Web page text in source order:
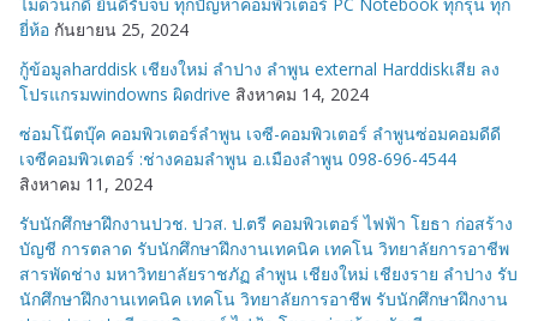
ยี่ห้อ กันยายน 25, 2024
กู้ข้อมูลharddisk เชียงใหม่ ลำปาง ลำพูน external Harddiskเสีย ลง
โปรแกรมwindowns ผิดdrive สิงหาคม 14, 2024
ซ่อมโน๊ตบุ๊ค คอมพิวเตอร์ลำพูน เจซี-คอมพิวเตอร์ ลำพูนซ่อมคอมดีดี
เจซีคอมพิวเตอร์ :ช่างคอมลำพูน อ.เมืองลำพูน 098-696-4544
สิงหาคม 11, 2024
รับนักศึกษาฝึกงานปวช. ปวส. ป.ตรี คอมพิวเตอร์ ไฟฟ้า โยธา ก่อสร้าง
บัญชี การตลาด รับนักศึกษาฝึกงานเทคนิค เทคโน วิทยาลัยการอาชีพ
สารพัดช่าง มหาวิทยาลัยราชภัฏ ลำพูน เชียงใหม่ เชียงราย ลำปาง รับ
นักศึกษาฝึกงานเทคนิค เทคโน วิทยาลัยการอาชีพ รับนักศึกษาฝึกงาน